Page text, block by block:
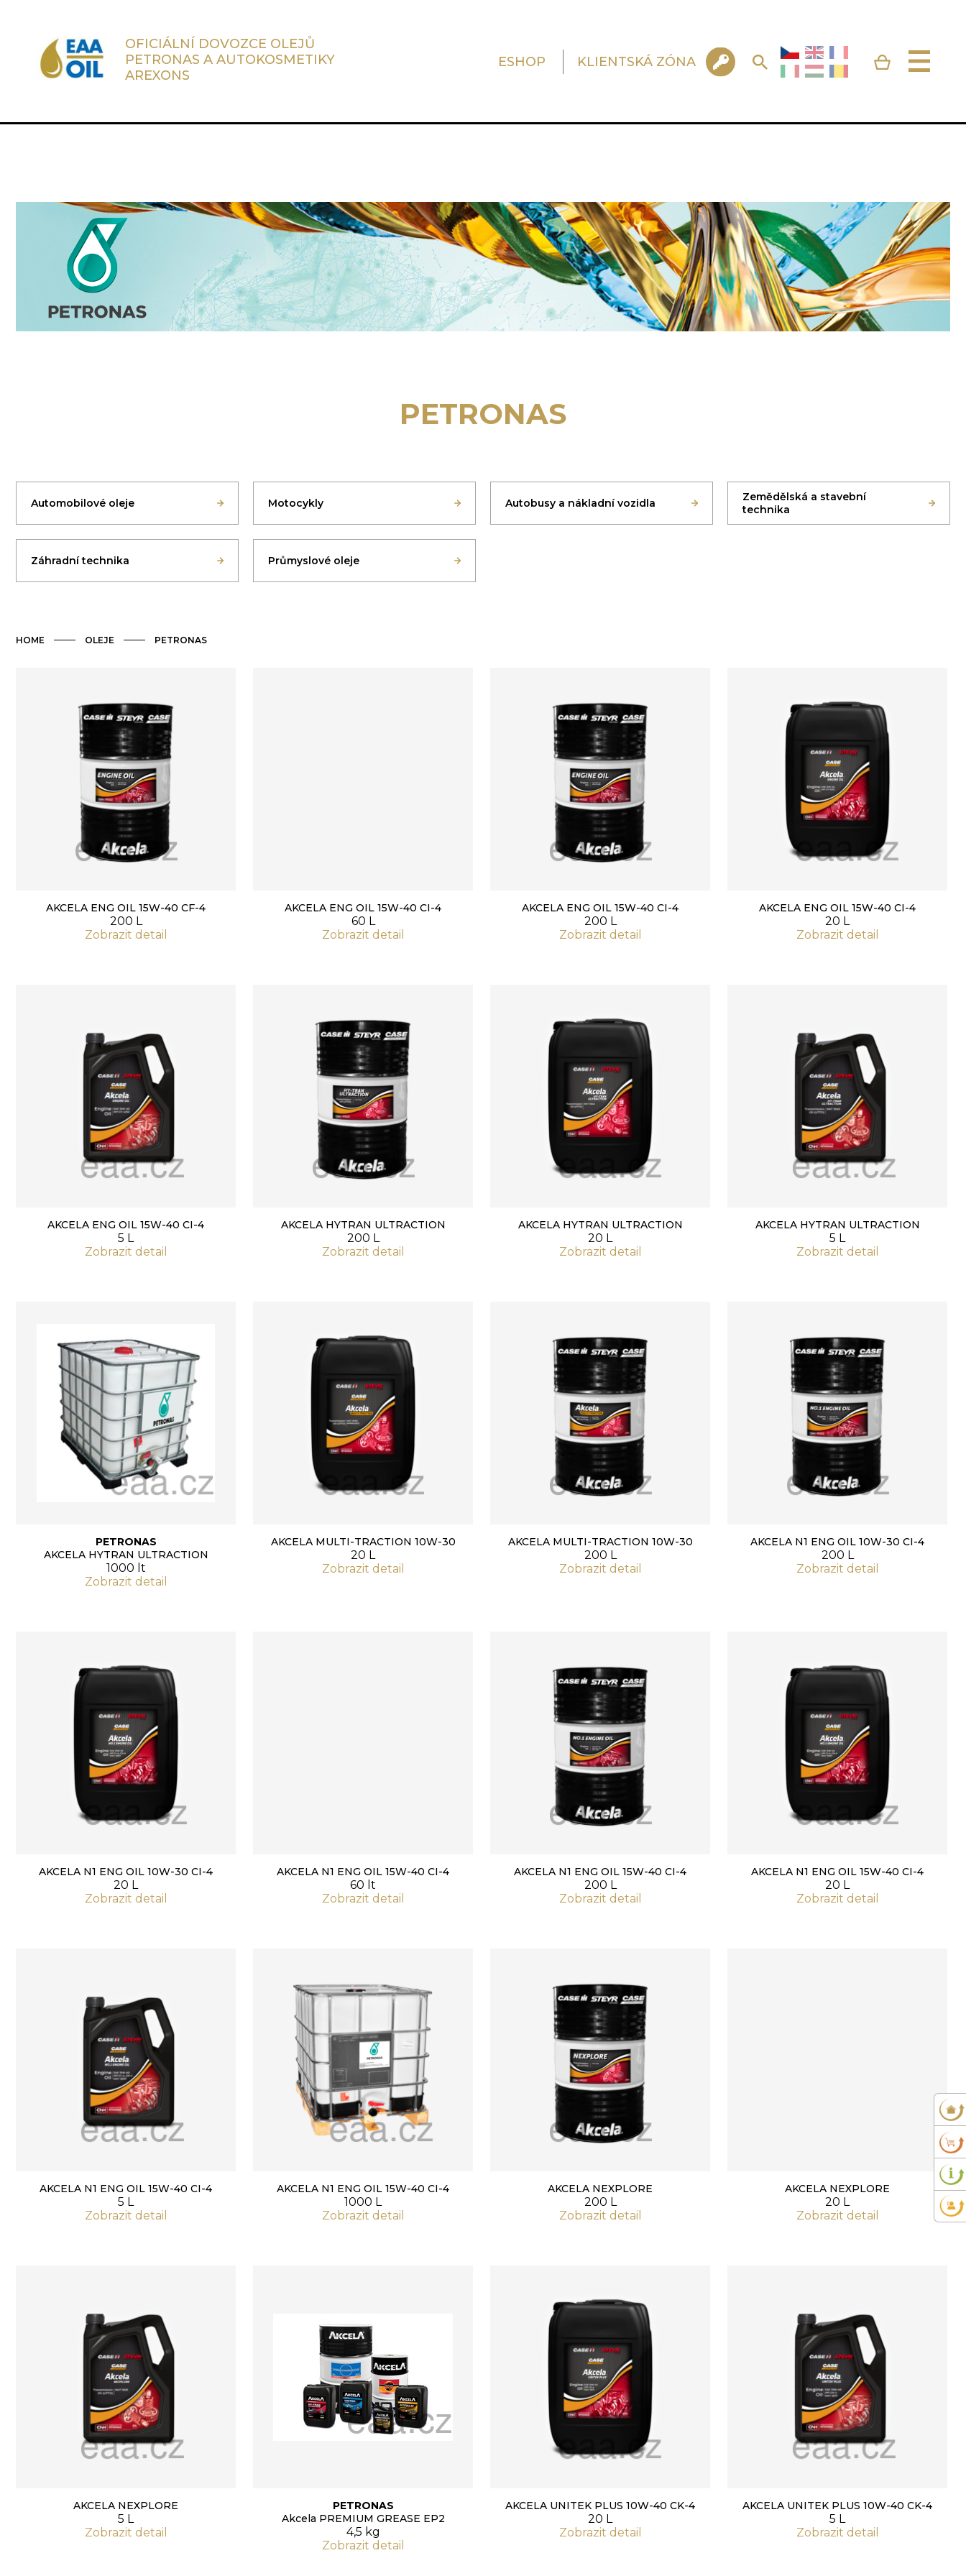
OFICIÁLNÍ DOVOZCE OLEJŮ
PETRONAS A AUTOKOSMETIKY
AREXONS
ESHOP KLIENTSKÁ ZÓNA
PETRONAS
Automobilové oleje Motocykly Autobusy a nákladní vozidla
Zemědělská a stavební
technika
Záhradní technika Průmyslové oleje
HOME OLEJE PETRONAS
AKCELA ENG OIL 15W-40 CF-4
200 L
Zobrazit detail
AKCELA ENG OIL 15W-40 CI-4
60 L
Zobrazit detail
AKCELA ENG OIL 15W-40 CI-4
200 L
Zobrazit detail
AKCELA ENG OIL 15W-40 CI-4
20 L
Zobrazit detail
AKCELA ENG OIL 15W-40 CI-4
5 L
Zobrazit detail
AKCELA HYTRAN ULTRACTION
200 L
Zobrazit detail
AKCELA HYTRAN ULTRACTION
20 L
Zobrazit detail
AKCELA HYTRAN ULTRACTION
5 L
Zobrazit detail
PETRONAS
AKCELA HYTRAN ULTRACTION
1000 lt
Zobrazit detail
AKCELA MULTI-TRACTION 10W-30
20 L
Zobrazit detail
AKCELA MULTI-TRACTION 10W-30
200 L
Zobrazit detail
AKCELA N1 ENG OIL 10W-30 CI-4
200 L
Zobrazit detail
AKCELA N1 ENG OIL 10W-30 CI-4
20 L
Zobrazit detail
AKCELA N1 ENG OIL 15W-40 CI-4
60 lt
Zobrazit detail
AKCELA N1 ENG OIL 15W-40 CI-4
200 L
Zobrazit detail
AKCELA N1 ENG OIL 15W-40 CI-4
20 L
Zobrazit detail
AKCELA N1 ENG OIL 15W-40 CI-4
5 L
Zobrazit detail
AKCELA N1 ENG OIL 15W-40 CI-4
1000 L
Zobrazit detail
AKCELA NEXPLORE
200 L
Zobrazit detail
AKCELA NEXPLORE
20 L
Zobrazit detail
AKCELA NEXPLORE
5 L
Zobrazit detail
PETRONAS
Akcela PREMIUM GREASE EP2
4,5 kg
Zobrazit detail
AKCELA UNITEK PLUS 10W-40 CK-4
20 L
Zobrazit detail
AKCELA UNITEK PLUS 10W-40 CK-4
5 L
Zobrazit detail